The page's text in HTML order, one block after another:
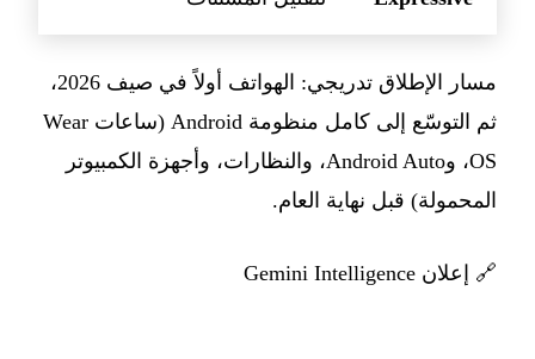
مسار الإطلاق تدريجي: الهواتف أولاً في صيف 2026،
ثم التوسّع إلى كامل منظومة Android (ساعات Wear
OS، وAndroid Auto، والنظارات، وأجهزة الكمبيوتر
المحمولة) قبل نهاية العام.
🔗 إعلان Gemini Intelligence